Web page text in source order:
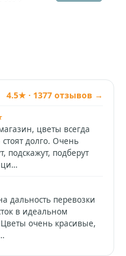
4.5★ · 1377 отзывов →
цветы всегда
долго. Очень
подскажут, подберут
дальность перевозки
в идеальном
очень красивые,